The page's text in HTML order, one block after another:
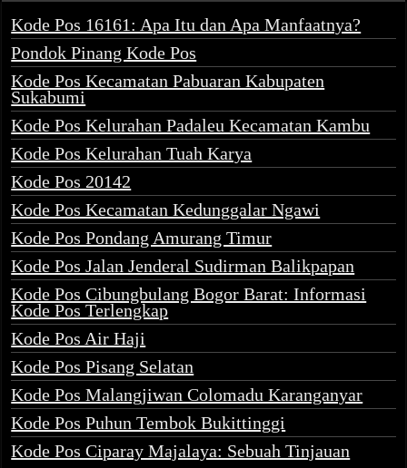
Kode Pos 16161: Apa Itu dan Apa Manfaatnya?
Pondok Pinang Kode Pos
Kode Pos Kecamatan Pabuaran Kabupaten
Sukabumi
Kode Pos Kelurahan Padaleu Kecamatan Kambu
Kode Pos Kelurahan Tuah Karya
Kode Pos 20142
Kode Pos Kecamatan Kedunggalar Ngawi
Kode Pos Pondang Amurang Timur
Kode Pos Jalan Jenderal Sudirman Balikpapan
Kode Pos Cibungbulang Bogor Barat: Informasi
Kode Pos Terlengkap
Kode Pos Air Haji
Kode Pos Pisang Selatan
Kode Pos Malangjiwan Colomadu Karanganyar
Kode Pos Puhun Tembok Bukittinggi
Kode Pos Ciparay Majalaya: Sebuah Tinjauan